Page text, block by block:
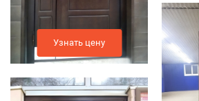
Узнать цену